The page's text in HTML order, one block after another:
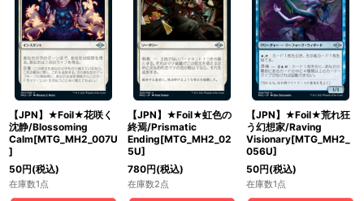
【JPN】★Foil★花咲く
沈静/Blossoming
Calm[MTG_MH2_007U
]
50円(税込)
在庫数1点
【JPN】★Foil★虹色の
終焉/Prismatic
Ending[MTG_MH2_02
5U]
780円(税込)
在庫数2点
【JPN】★Foil★荒れ狂
う幻想家/Raving
Visionary[MTG_MH2_
056U]
50円(税込)
在庫数1点